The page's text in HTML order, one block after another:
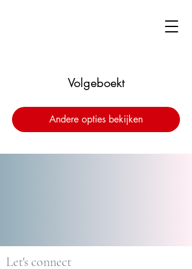
Volgeboekt
Andere opties bekijken
Let's connect